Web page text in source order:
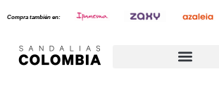
Compra también en: